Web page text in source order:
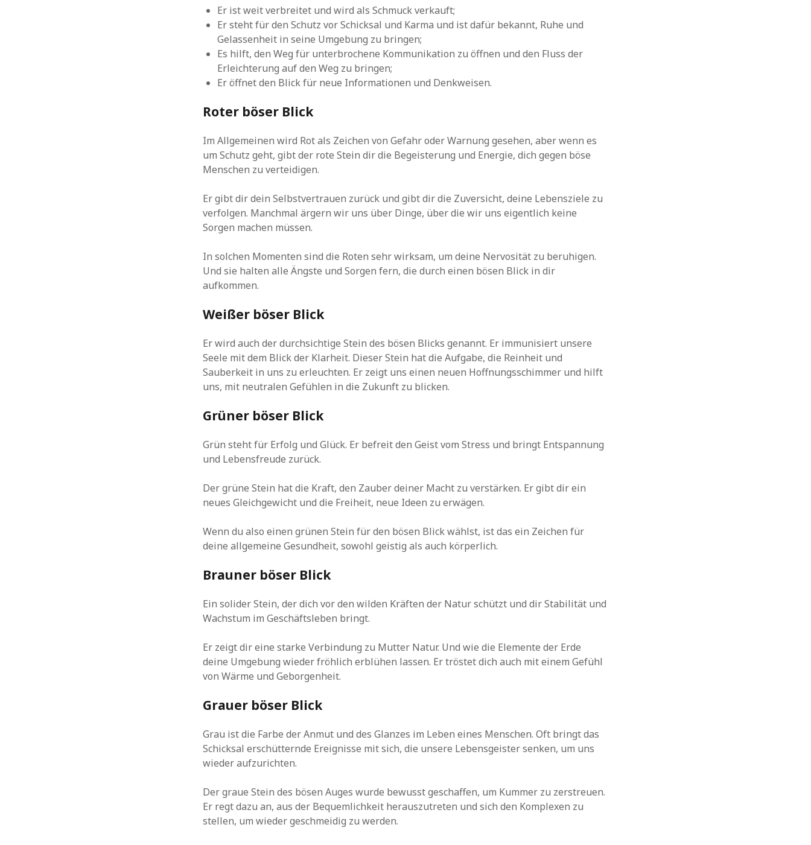
Er ist weit verbreitet und wird als Schmuck verkauft;
Er steht für den Schutz vor Schicksal und Karma und ist dafür bekannt, Ruhe und
Gelassenheit in seine Umgebung zu bringen;
Es hilft, den Weg für unterbrochene Kommunikation zu öffnen und den Fluss der
Erleichterung auf den Weg zu bringen;
Er öffnet den Blick für neue Informationen und Denkweisen.
Roter böser Blick
Im Allgemeinen wird Rot als Zeichen von Gefahr oder Warnung gesehen, aber wenn es
um Schutz geht, gibt der rote Stein dir die Begeisterung und Energie, dich gegen böse
Menschen zu verteidigen.
Er gibt dir dein Selbstvertrauen zurück und gibt dir die Zuversicht, deine Lebensziele zu
verfolgen. Manchmal ärgern wir uns über Dinge, über die wir uns eigentlich keine
Sorgen machen müssen.
In solchen Momenten sind die Roten sehr wirksam, um deine Nervosität zu beruhigen.
Und sie halten alle Ängste und Sorgen fern, die durch einen bösen Blick in dir
aufkommen.
Weißer böser Blick
Er wird auch der durchsichtige Stein des bösen Blicks genannt. Er immunisiert unsere
Seele mit dem Blick der Klarheit. Dieser Stein hat die Aufgabe, die Reinheit und
Sauberkeit in uns zu erleuchten. Er zeigt uns einen neuen Hoffnungsschimmer und hilft
uns, mit neutralen Gefühlen in die Zukunft zu blicken.
Grüner böser Blick
Grün steht für Erfolg und Glück. Er befreit den Geist vom Stress und bringt Entspannung
und Lebensfreude zurück.
Der grüne Stein hat die Kraft, den Zauber deiner Macht zu verstärken. Er gibt dir ein
neues Gleichgewicht und die Freiheit, neue Ideen zu erwägen.
Wenn du also einen grünen Stein für den bösen Blick wählst, ist das ein Zeichen für
deine allgemeine Gesundheit, sowohl geistig als auch körperlich.
Brauner böser Blick
Ein solider Stein, der dich vor den wilden Kräften der Natur schützt und dir Stabilität und
Wachstum im Geschäftsleben bringt.
Er zeigt dir eine starke Verbindung zu Mutter Natur. Und wie die Elemente der Erde
deine Umgebung wieder fröhlich erblühen lassen. Er tröstet dich auch mit einem Gefühl
von Wärme und Geborgenheit.
Grauer böser Blick
Grau ist die Farbe der Anmut und des Glanzes im Leben eines Menschen. Oft bringt das
Schicksal erschütternde Ereignisse mit sich, die unsere Lebensgeister senken, um uns
wieder aufzurichten.
Der graue Stein des bösen Auges wurde bewusst geschaffen, um Kummer zu zerstreuen.
Er regt dazu an, aus der Bequemlichkeit herauszutreten und sich den Komplexen zu
stellen, um wieder geschmeidig zu werden.